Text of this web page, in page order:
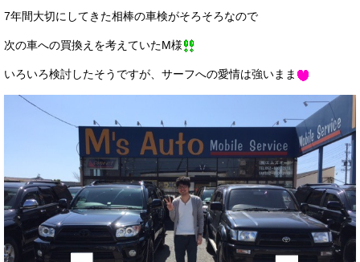
7年間大切にしてきた相棒の車検がそろそろなので
次の車への買換えを考えていたM様
いろいろ検討したそうですが、サーフへの愛情は強いまま